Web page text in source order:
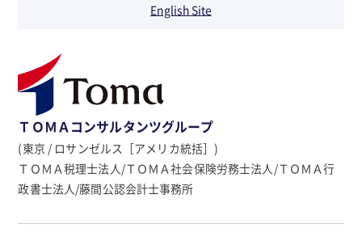
English Site
ＴＯＭＡコンサルタンツグループ
(東京 / ロサンゼルス［アメリカ統括］)
ＴＯＭＡ税理士法人/ＴＯＭＡ社会保険労務士法人/ＴＯＭＡ行
政書士法人/藤間公認会計士事務所